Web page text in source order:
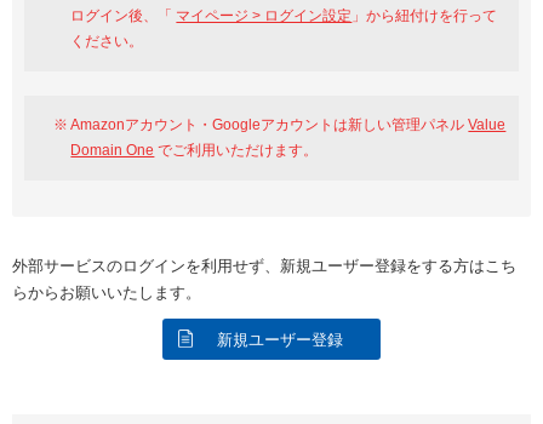
ログイン後、「 マイページ > ログイン設定 」から紐付けを行って
ください。
Amazonアカウント・Googleアカウントは新しい管理パネルValue
Domain One でご利用いただけます。
外部サービスのログインを利用せず、新規ユーザー登録をする方はこち
らからお願いいたします。
新規ユーザー登録